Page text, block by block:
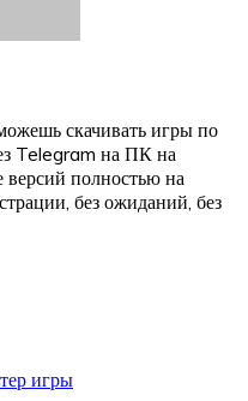
скачивать игры по
Telegram на ПК на
полностью на
без ожиданий, без